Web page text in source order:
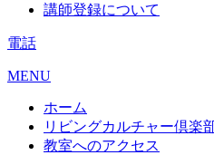
講師登録について
電話
MENU
ホーム
リビングカルチャー倶楽
教室へのアクセス